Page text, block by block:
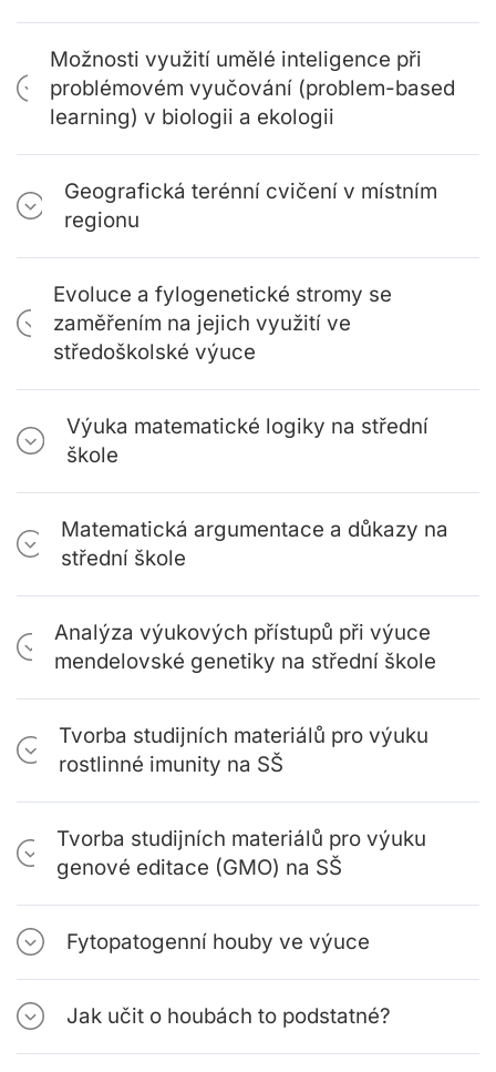
Možnosti využití umělé inteligence při
problémovém vyučování (problem-based
learning) v biologii a ekologii
Geografická terénní cvičení v místním
regionu
Evoluce a fylogenetické stromy se
zaměřením na jejich využití ve
středoškolské výuce
Výuka matematické logiky na střední
škole
Matematická argumentace a důkazy na
střední škole
Analýza výukových přístupů při výuce
mendelovské genetiky na střední škole
Tvorba studijních materiálů pro výuku
rostlinné imunity na SŠ
Tvorba studijních materiálů pro výuku
genové editace (GMO) na SŠ
Fytopatogenní houby ve výuce
Jak učit o houbách to podstatné?